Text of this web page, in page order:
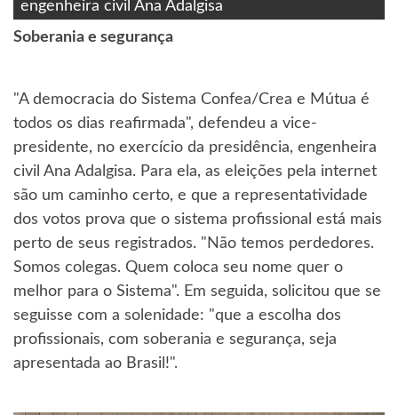
engenheira civil Ana Adalgisa
Soberania e segurança
"A democracia do Sistema Confea/Crea e Mútua é
todos os dias reafirmada", defendeu a vice-
presidente, no exercício da presidência, engenheira
civil Ana Adalgisa. Para ela, as eleições pela internet
são um caminho certo, e que a representatividade
dos votos prova que o sistema profissional está mais
perto de seus registrados. "Não temos perdedores.
Somos colegas. Quem coloca seu nome quer o
melhor para o Sistema". Em seguida, solicitou que se
seguisse com a solenidade: "que a escolha dos
profissionais, com soberania e segurança, seja
apresentada ao Brasil!".